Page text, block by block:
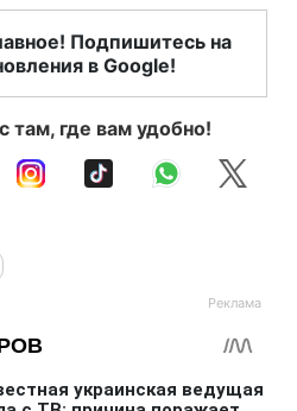
Подпишитесь на
в Google!
там, где вам удобно!